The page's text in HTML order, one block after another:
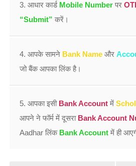
3. आधार कार्ड Mobile Number पर
“Submit” करें।
4. आपके सामने Bank Name और
जो बैंक आपका लिंक है।
5. आपका इसी Bank Account में
आपने ने फॉर्म में दूसरा Bank Account
Aadhar लिंक Bank Account में ही